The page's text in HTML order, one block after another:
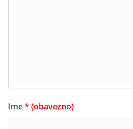
Ime* (obavezno)